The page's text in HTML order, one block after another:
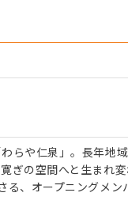
らや仁泉」。長年地
ぎの空間へと生まれ
、オープニングメン